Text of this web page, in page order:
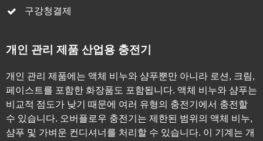
구강청결제
개인 관리 제품 산업용 충전기
개인 관리 제품에는 액체 비누와 샴푸뿐만 아니라 로션, 크림,
페이스트를 포함한 화장품도 포함됩니다. 액체 비누와 샴푸는
비교적 점도가 낮기 때문에 여러 유형의 충전기에서 충전할
수 있습니다. 오버플로우 충전기는 제한된 범위의 액체 비누,
샴푸 및 가벼운 컨디셔너를 처리할 수 있습니다. 이 기계는 개